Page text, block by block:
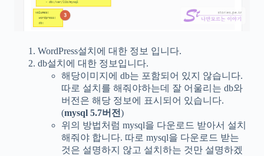
WordPress설치에 대한 정보 입니다.
db설치에 대한 정보입니다.
해당이미지에 db는 포함되어 있지 않습니다.
따로 설치를 해줘야하는데 잘 어울리는 db와
버전은 해당 정보에 표시되어 있습니다.
(mysql 5.7버전)
위의 방법처럼 mysql을 다운로드 받아서 설치
해줘야 합니다. 따로 mysql을 다운로드 받는
것은 설명하지 않고 설치하는 것만 설명하겠